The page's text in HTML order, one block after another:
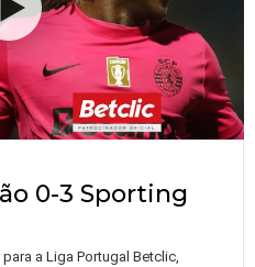
0-3 Sporting
a Liga Portugal Betclic,